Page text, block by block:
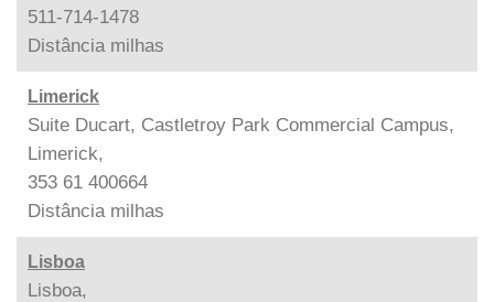
511-714-1478
Distância milhas
Limerick
Suite Ducart, Castletroy Park Commercial Campus,
Limerick,
353 61 400664
Distância milhas
Lisboa
Lisboa,